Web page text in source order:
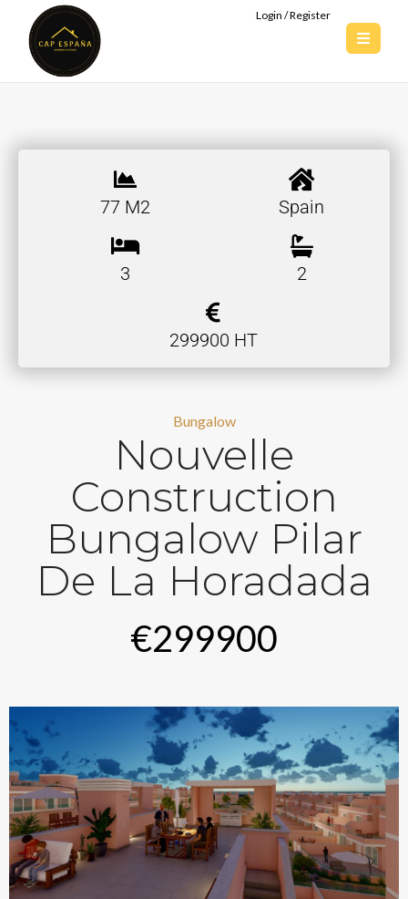
Login / Register
77 M2 Spain
3 2
299900 HT
Bungalow
Nouvelle
Construction
Bungalow Pilar
De La Horadada
€299900